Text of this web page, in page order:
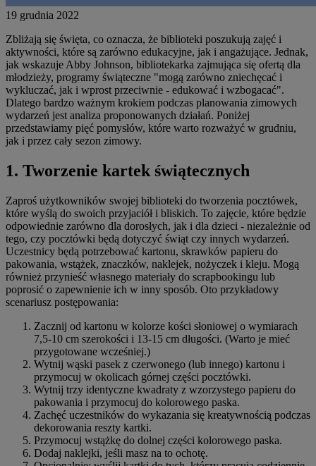
19 grudnia 2022
Zbliżają się święta, co oznacza, że biblioteki poszukują zajęć i
aktywności, które są zarówno edukacyjne, jak i angażujące. Jednak,
jak wskazuje Abby Johnson, bibliotekarka zajmująca się ofertą dla
młodzieży, programy świąteczne "mogą zarówno zniechęcać i
wykluczać, jak i wprost przeciwnie - edukować i wzbogacać".
Dlatego bardzo ważnym krokiem podczas planowania zimowych
wydarzeń jest analiza proponowanych działań. Poniżej
przedstawiamy pięć pomysłów, które warto rozważyć w grudniu,
jak i przez cały sezon zimowy.
1. Tworzenie kartek świątecznych
Zaproś użytkowników swojej biblioteki do tworzenia pocztówek,
które wyślą do swoich przyjaciół i bliskich. To zajęcie, które będzie
odpowiednie zarówno dla dorosłych, jak i dla dzieci - niezależnie od
tego, czy pocztówki będą dotyczyć świąt czy innych wydarzeń.
Uczestnicy będą potrzebować kartonu, skrawków papieru do
pakowania, wstążek, znaczków, naklejek, nożyczek i kleju. Mogą
również przynieść własnego materiały do scrapbookingu lub
poprosić o zapewnienie ich w inny sposób. Oto przykładowy
scenariusz postępowania:
Zacznij od kartonu w kolorze kości słoniowej o wymiarach
7,5-10 cm szerokości i 13-15 cm długości. (Warto je mieć
przygotowane wcześniej.)
Wytnij wąski pasek z czerwonego (lub innego) kartonu i
przymocuj w okolicach górnej części pocztówki.
Wytnij trzy identyczne kwadraty z wzorzystego papieru do
pakowania i przymocuj do kolorowego paska.
Zachęć uczestników do wykazania się kreatywnością podczas
dekorowania reszty kartki.
Przymocuj wstążkę do dolnej części kolorowego paska.
Dodaj naklejki, jeśli masz na to ochotę.